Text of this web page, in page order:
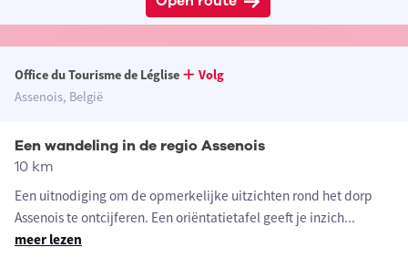
Office du Tourisme de Léglise
Volg
Assenois, België
Een wandeling in de regio Assenois
10 km
Een uitnodiging om de opmerkelijke uitzichten rond het dorp
Assenois te ontcijferen. Een oriëntatietafel geeft je inzich...
meer lezen